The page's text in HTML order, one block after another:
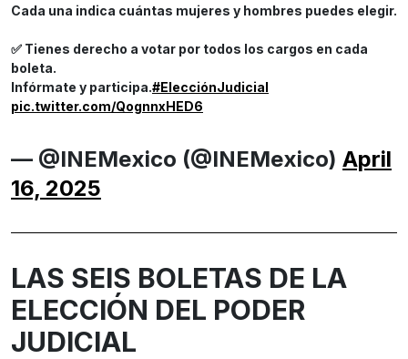
Cada una indica cuántas mujeres y hombres puedes elegir.
✅ Tienes derecho a votar por todos los cargos en cada
boleta.
Infórmate y participa.#ElecciónJudicial
pic.twitter.com/QognnxHED6
— @INEMexico (@INEMexico) April
16, 2025
LAS SEIS BOLETAS DE LA
ELECCIÓN DEL PODER
JUDICIAL